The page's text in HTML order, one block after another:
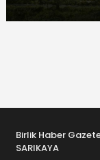
Birlik Haber
SARIKAYA